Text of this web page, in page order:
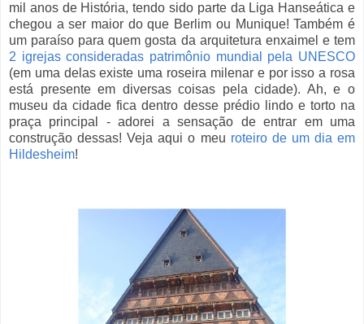
mil anos de História, tendo sido parte da Liga Hanseática e
chegou a ser maior do que Berlim ou Munique! Também é
um paraíso para quem gosta da arquitetura enxaimel e tem
2 igrejas consideradas patrimônio mundial pela UNESCO
(em uma delas existe uma roseira milenar e por isso a rosa
está presente em diversas coisas pela cidade). Ah, e o
museu da cidade fica dentro desse prédio lindo e torto na
praça principal - adorei a sensação de entrar em uma
construção dessas! Veja aqui o meu roteiro de um dia em
Hildesheim!